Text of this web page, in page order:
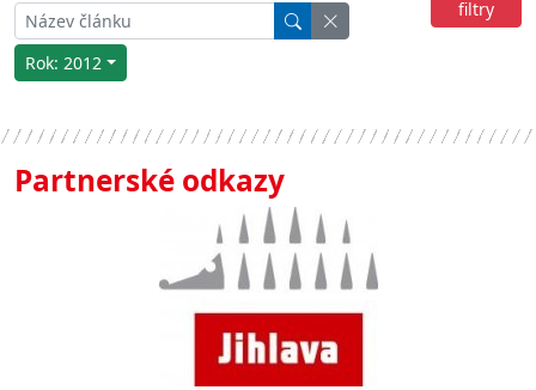
Rok: 2012
filtry
Partnerské odkazy